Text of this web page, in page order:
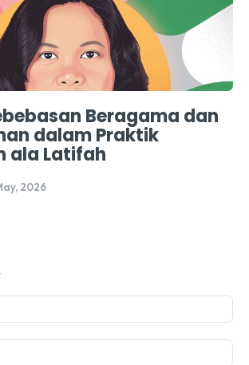
Beragama dan
dalam Praktik
ala Latifah
2026